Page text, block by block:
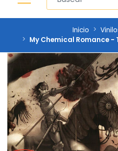
Inicio
My Chemical Romance -